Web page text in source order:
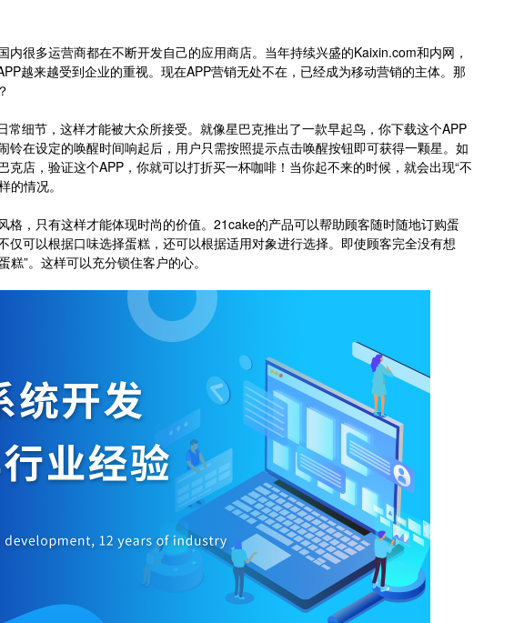
内很多运营商都在不断开发自己的应用商店。当年持续兴盛的Kaixin.com和内网，
越来越受到企业的重视。现在APP营销无处不在，已经成为移动营销的主体。那
常细节，这样才能被大众所接受。就像星巴克推出了一款早起鸟，你下载这个APP
铃在设定的唤醒时间响起后，用户只需按照提示点击唤醒按钮即可获得一颗星。如
克店，验证这个APP，你就可以打折买一杯咖啡！当你起不来的时候，就会出现“不
的情况。
格，只有这样才能体现时尚的价值。21cake的产品可以帮助顾客随时随地订购蛋
仅可以根据口味选择蛋糕，还可以根据适用对象进行选择。即使顾客完全没有想
糕”。这样可以充分锁住客户的心。